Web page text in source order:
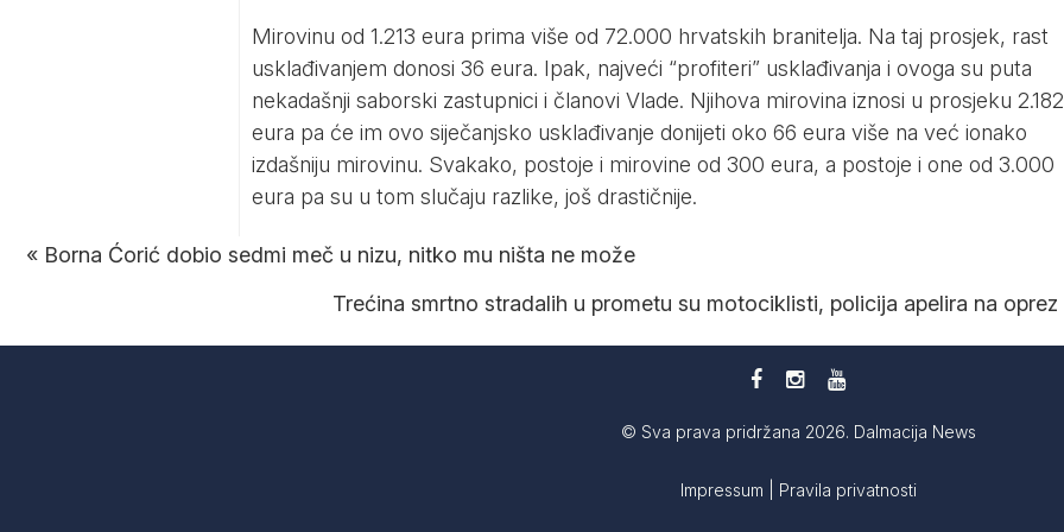
Mirovinu od 1.213 eura prima više od 72.000 hrvatskih branitelja. Na taj prosjek, rast
usklađivanjem donosi 36 eura. Ipak, najveći “profiteri” usklađivanja i ovoga su puta
nekadašnji saborski zastupnici i članovi Vlade. Njihova mirovina iznosi u prosjeku 2.182
eura pa će im ovo siječanjsko usklađivanje donijeti oko 66 eura više na već ionako
izdašniju mirovinu. Svakako, postoje i mirovine od 300 eura, a postoje i one od 3.000
eura pa su u tom slučaju razlike, još drastičnije.
« Borna Ćorić dobio sedmi meč u nizu, nitko mu ništa ne može
Trećina smrtno stradalih u prometu su motociklisti, policija apelira na oprez
© Sva prava pridržana 2026. Dalmacija News
Impressum Pravila privatnosti